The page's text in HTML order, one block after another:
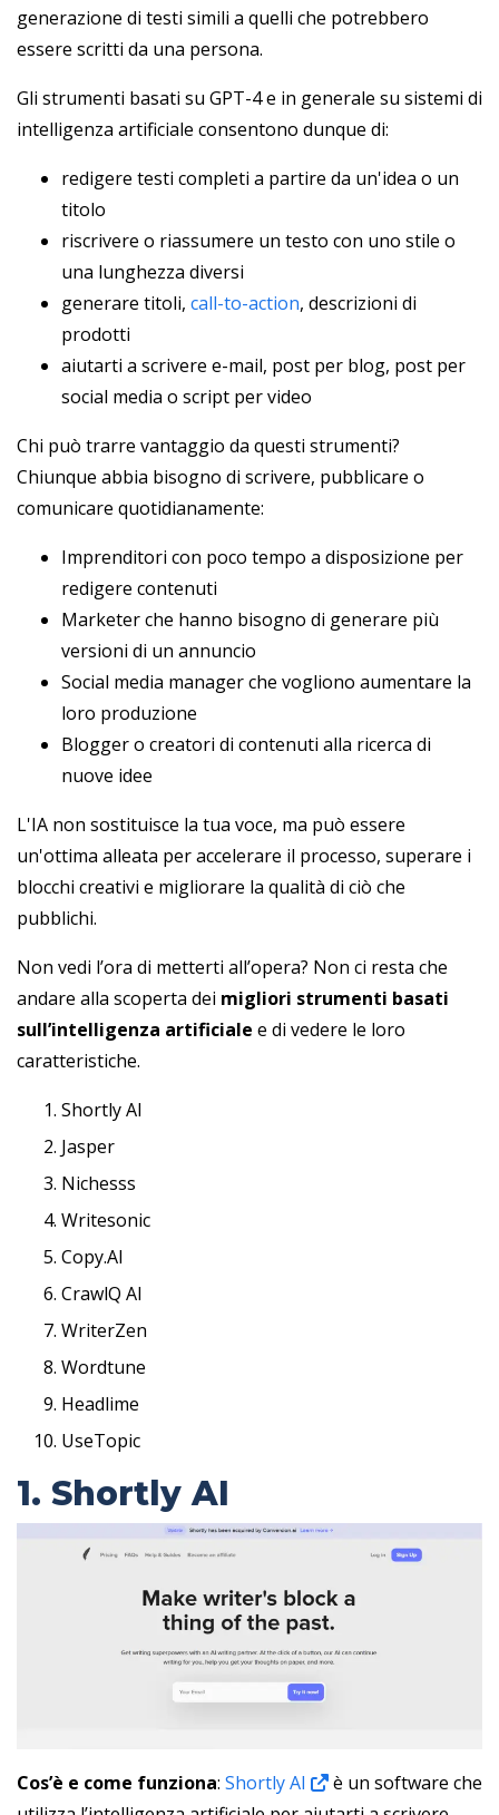
generazione di testi simili a quelli che potrebbero
essere scritti da una persona.
Gli strumenti basati su GPT-4 e in generale su sistemi di
intelligenza artificiale consentono dunque di:
redigere testi completi a partire da un'idea o un
titolo
riscrivere o riassumere un testo con uno stile o
una lunghezza diversi
generare titoli, call-to-action, descrizioni di
prodotti
aiutarti a scrivere e-mail, post per blog, post per
social media o script per video
Chi può trarre vantaggio da questi strumenti?
Chiunque abbia bisogno di scrivere, pubblicare o
comunicare quotidianamente:
Imprenditori con poco tempo a disposizione per
redigere contenuti
Marketer che hanno bisogno di generare più
versioni di un annuncio
Social media manager che vogliono aumentare la
loro produzione
Blogger o creatori di contenuti alla ricerca di
nuove idee
L'IA non sostituisce la tua voce, ma può essere
un'ottima alleata per accelerare il processo, superare i
blocchi creativi e migliorare la qualità di ciò che
pubblichi.
Non vedi l’ora di metterti all’opera? Non ci resta che
andare alla scoperta dei migliori strumenti basati
sull’intelligenza artificiale e di vedere le loro
caratteristiche.
Shortly AI
Jasper
Nichesss
Writesonic
Copy.AI
CrawlQ AI
WriterZen
Wordtune
Headlime
UseTopic
1. Shortly AI
Cos’è e come funziona: Shortly AI
è un software che